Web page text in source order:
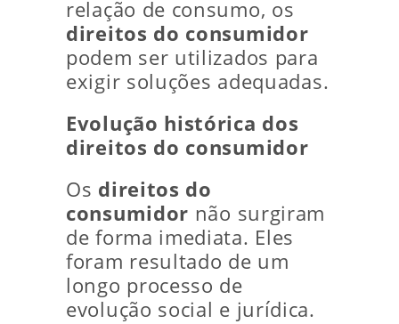
relação de consumo, os
direitos do consumidor
podem ser utilizados para
exigir soluções adequadas.
Evolução histórica dos
direitos do consumidor
Os direitos do
consumidor não surgiram
de forma imediata. Eles
foram resultado de um
longo processo de
evolução social e jurídica.